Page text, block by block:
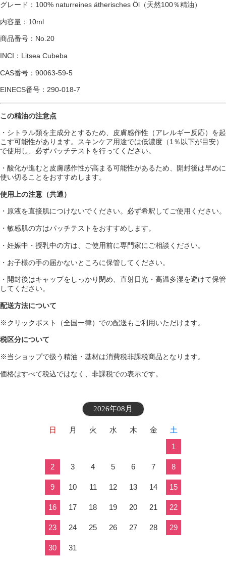
グレード：100% naturreines ätherisches Öl（天然100％精油）
内容量：10ml
商品番号：No.20
INCI：Litsea Cubeba
CAS番号：90063-59-5
EINECS番号：290-018-7
この精油の注意点
・シトラル類を主成分とするため、皮膚感作性（アレルギー反応）を起
こす可能性があります。スキンケア用途では低濃度（1％以下が目安）
で使用し、必ずパッチテストを行ってください。
・酸化が進むと皮膚感作性が高まる可能性があるため、開封後は早めに
使い切ることをおすすめします。
使用上の注意（共通）
・原液を直接肌につけないでください。必ず希釈してご使用ください。
・敏感肌の方はパッチテストをおすすめします。
・妊娠中・授乳中の方は、ご使用前に専門家にご相談ください。
・お子様の手の届かないところに保管してください。
・開封後はキャップをしっかり閉め、直射日光・高温多湿を避けて保管
してください。
配送方法について
※クリックポスト（全国一律）での配送もご利用いただけます。
税区分について
※当ショップで扱う精油・基材は消費税非課税商品となります。
価格はすべて税込ではなく、非課税での表示です。
2026年08月
日 月 火 水 木 金
土
1
2 3 4 5 6 7 8
9 10 11 12 13 14 15
16 17 18 19 20 21 22
23 24 25 26 27 28 29
30 31